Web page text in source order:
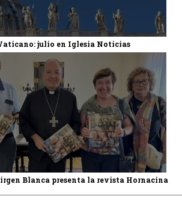
julio en Iglesia Noticias
Blanca presenta la revista Hornacina